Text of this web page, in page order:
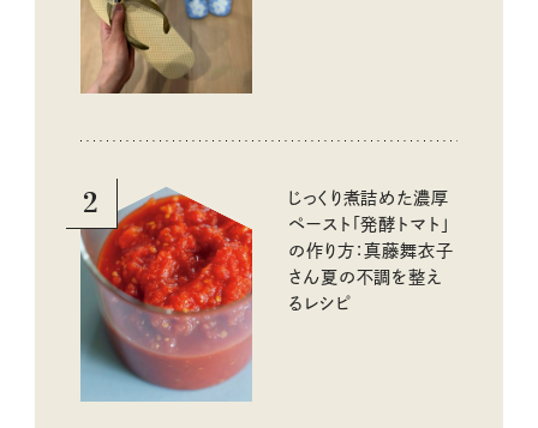
2
じっくり煮詰めた濃厚
ペースト「発酵トマト」
の作り方：真藤舞衣子
さん夏の不調を整え
るレシピ